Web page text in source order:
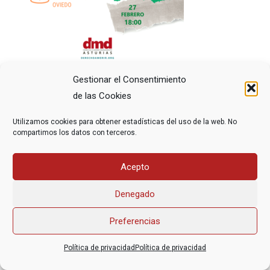
Gestionar el Consentimiento
de las Cookies
Utilizamos cookies para obtener estadísticas del uso de la web. No
compartimos los datos con terceros.
Acepto
Denegado
Preferencias
Política de privacidad Política de privacidad
informacion@derechoamorir.org